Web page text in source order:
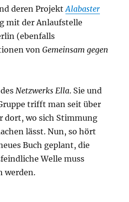
deren ProjektAlabaster
mit der Anlaufstelle
(ebenfalls
vonGemeinsam gegen
Netzwerks Ella. Sie und
trifft man seit über
dort, wo sich Stimmung
lässt. Nun, so hört
Buch geplant, die
Welle muss
werden.